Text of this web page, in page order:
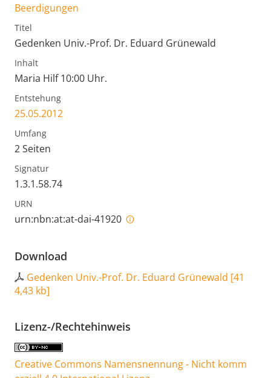
Beerdigungen
Titel
Gedenken Univ.-Prof. Dr. Eduard Grünewald
Inhalt
Maria Hilf 10:00 Uhr.
Entstehung
25.05.2012
Umfang
2 Seiten
Signatur
1.3.1.58.74
URN
urn:nbn:at:at-dai-41920
Download
Gedenken Univ.-Prof. Dr. Eduard Grünewald [41
4,43 kb]
Lizenz-/Rechtehinweis
Creative Commons Namensnennung - Nicht komm